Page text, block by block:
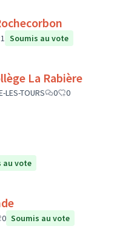
1 Soumis au vote
La Rabière
LES-TOURS 0
0
au vote
0 Soumis au vote